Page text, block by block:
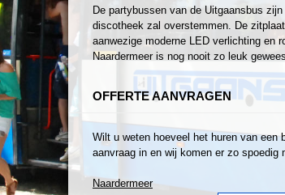
De partybussen van de Uitgaansbus
discotheek zal overstemmen. De
aanwezige moderne LED verlichting en
Naardermeer is nog nooit zo leuk
OFFERTE AANVRAGEN
Wilt u weten hoeveel het huren van een
aanvraag in en wij komen er zo spoedig
Naardermeer